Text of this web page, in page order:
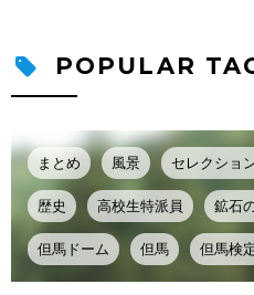
POPULAR
まとめ 風景 セレクショ
歴史 高校生特派員 鉱石
但馬ドーム 但馬 但馬検